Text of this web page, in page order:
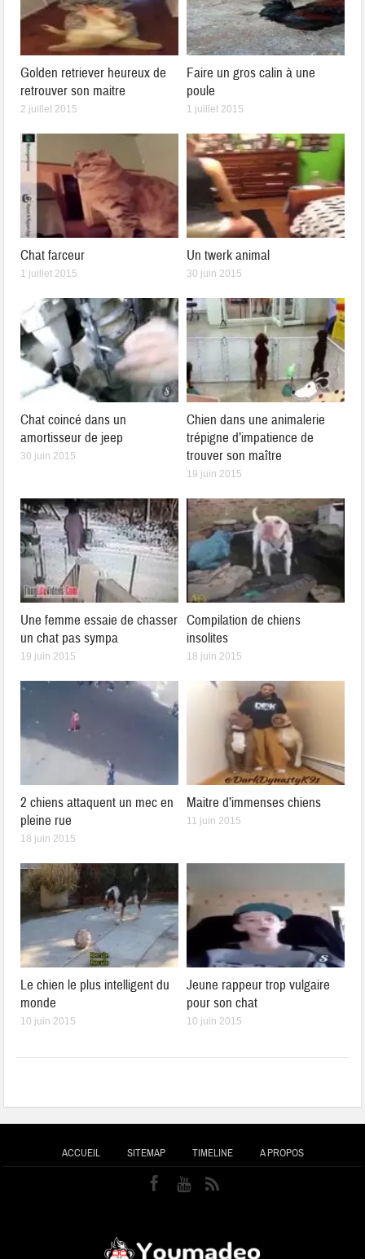
Golden retriever heureux de
retrouver son maitre
2 juillet 2015
Faire un gros calin à une
poule
1 juillet 2015
Chat farceur
1 juillet 2015
Un twerk animal
30 juin 2015
Chat coincé dans un
amortisseur de jeep
30 juin 2015
Chien dans une animalerie
trépigne d’impatience de
trouver son maître
19 juin 2015
Une femme essaie de chasser
un chat pas sympa
19 juin 2015
Compilation de chiens
insolites
18 juin 2015
2 chiens attaquent un mec en
pleine rue
18 juin 2015
Maitre d’immenses chiens
11 juin 2015
Le chien le plus intelligent du
monde
10 juin 2015
Jeune rappeur trop vulgaire
pour son chat
10 juin 2015
ACCUEIL SITEMAP TIMELINE A PROPOS